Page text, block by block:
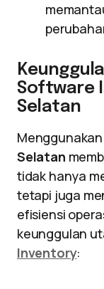
Software
Selatan
Menggunakan
Selatan
tidak hanya
tetapi juga
efisiensi
keunggulan
Inventory: